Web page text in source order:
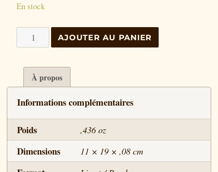
En stock
quantité
de
mon
corps
AJOUTER AU PANIER
À propos
Informations complémentaires
Poids ,436 oz
Dimensions 11 × 19 × ,08 cm